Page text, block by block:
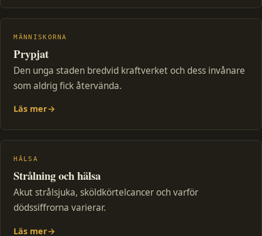
MÄNNISKORNA
Prypjat
Den unga staden bredvid kraftverket och dess invånare
som aldrig fick återvända.
Läs mer→
HÄLSA
Strålning och hälsa
Akut strålsjuka, sköldkörtelcancer och varför
dödssiffrorna varierar.
Läs mer→